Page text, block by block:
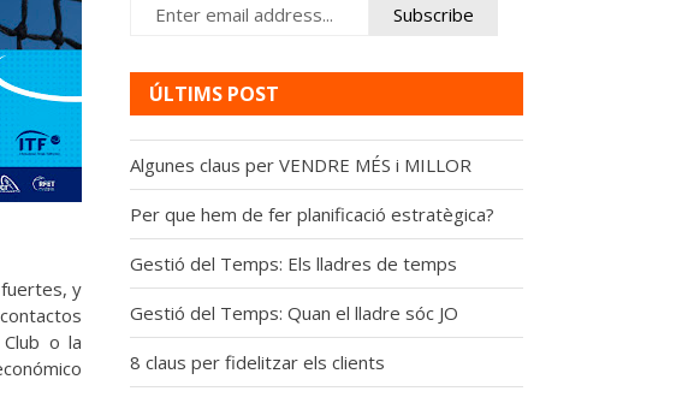
y
o la
ÚLTIMS POST
Algunes claus per VENDRE MÉS i MILLOR
Per que hem de fer planificació estratègica?
Gestió del Temps: Els lladres de temps
Gestió del Temps: Quan el lladre sóc JO
8 claus per fidelitzar els clients